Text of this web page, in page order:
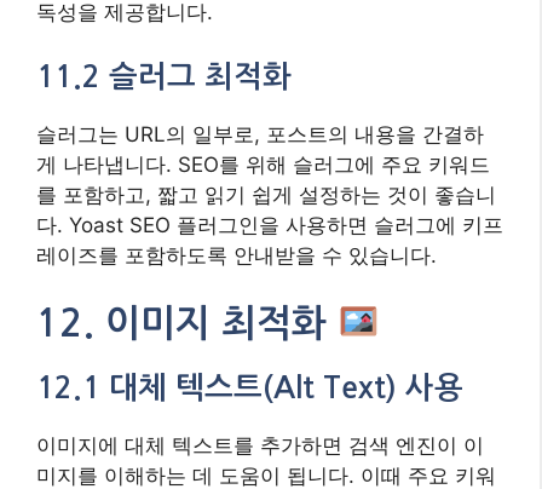
독성을 제공합니다.
11.2 슬러그 최적화
슬러그는 URL의 일부로, 포스트의 내용을 간결하
게 나타냅니다. SEO를 위해 슬러그에 주요 키워드
를 포함하고, 짧고 읽기 쉽게 설정하는 것이 좋습니
다. Yoast SEO 플러그인을 사용하면 슬러그에 키프
레이즈를 포함하도록 안내받을 수 있습니다.
12. 이미지 최적화
12.1 대체 텍스트(Alt Text) 사용
이미지에 대체 텍스트를 추가하면 검색 엔진이 이
미지를 이해하는 데 도움이 됩니다. 이때 주요 키워